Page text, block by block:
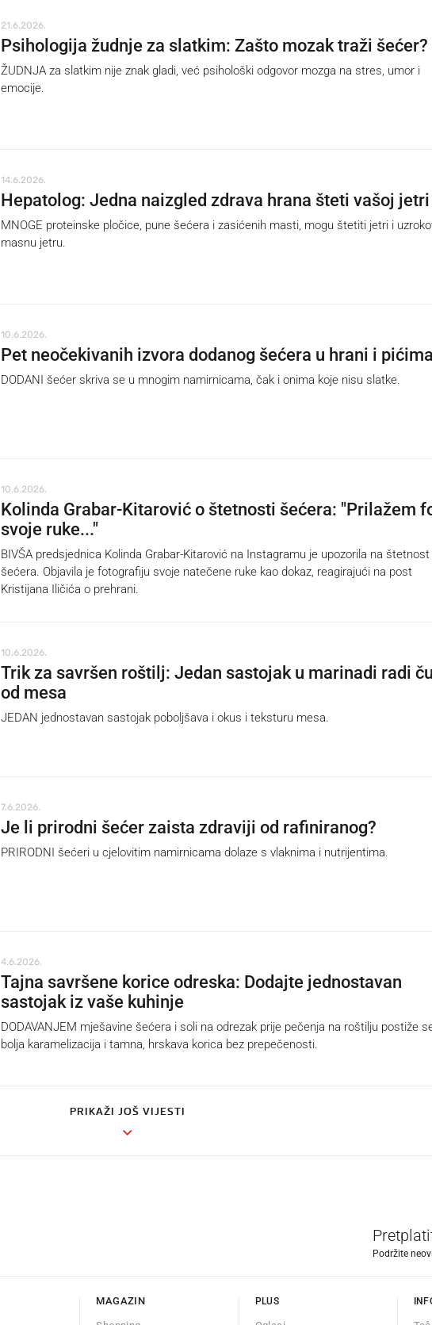
21.6.2026.
Psihologija žudnje za slatkim: Zašto mozak traži šećer?
ŽUDNJA za slatkim nije znak gladi, već psihološki odgovor mozga na stres, umor i
emocije.
14.6.2026.
Hepatolog: Jedna naizgled zdrava hrana šteti vašoj jetri
MNOGE proteinske pločice, pune šećera i zasićenih masti, mogu štetiti jetri i
masnu jetru.
10.6.2026.
Pet neočekivanih izvora dodanog šećera u hrani i
DODANI šećer skriva se u mnogim namirnicama, čak i onima koje nisu slatke.
10.6.2026.
Kolinda Grabar-Kitarović o štetnosti šećera: "Prilažem
svoje ruke..."
BIVŠA predsjednica Kolinda Grabar-Kitarović na Instagramu je upozorila na štetnost
šećera. Objavila je fotografiju svoje natečene ruke kao dokaz, reagirajući na post
Kristijana Iličića o prehrani.
10.6.2026.
Trik za savršen roštilj: Jedan sastojak u marinadi radi
od mesa
JEDAN jednostavan sastojak poboljšava i okus i teksturu mesa.
7.6.2026.
Je li prirodni šećer zaista zdraviji od rafiniranog?
PRIRODNI šećeri u cjelovitim namirnicama dolaze s vlaknima i nutrijentima.
4.6.2026.
Tajna savršene korice odreska: Dodajte jednostavan
sastojak iz vaše kuhinje
DODAVANJEM mješavine šećera i soli na odrezak prije pečenja na roštilju postiže
bolja karamelizacija i tamna, hrskava korica bez prepečenosti.
PRIKAŽI JOŠ VIJESTI
Podržite
MAGAZIN PLUS